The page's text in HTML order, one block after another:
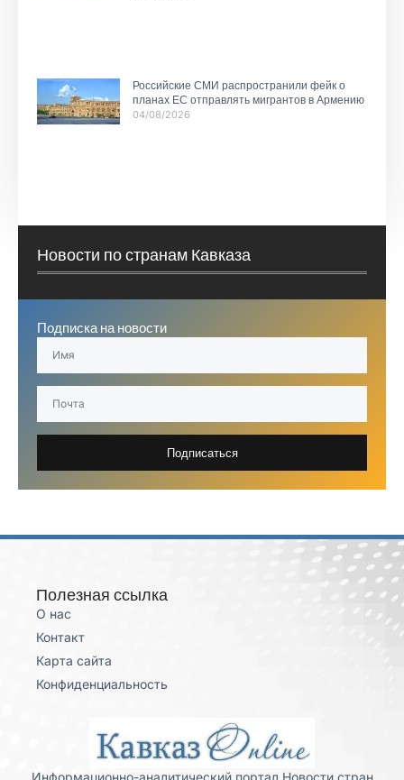
Российские СМИ распространили фейк о
планах ЕС отправлять мигрантов в Армению
04/08/2026
Новости по странам Кавказа
Подписка на новости
Подписаться
Полезная ссылка
О нас
Контакт
Карта сайта
Конфиденциальность
Информационно-аналитический портал Новости стран